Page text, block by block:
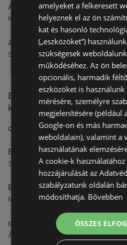
Alma Gyógyszertárak
Kertekalja u. 1, 9437 Hegykő
Alma Gyógyszertárak
Szabadság u. 31, 9431 Fertőd
Egyéb Kozmetikumok és
közelben
CÍM
Benu Gyógyszertárak
Soproni utca 18., 9423 Ágfalva
Benu Gyógyszertárak
Malompatak U.10, 9400 Sopron
dm
Ágfalvi út 4, 9400, 9400 Sopron
amelyeket a felkeresett
helyeznek el az ön
kat és hasonló
(„eszközöket”)
szükségesek
működéséhez. Az ön
opcionális, harmadik
eszközöket is használunk
mérésére, személyre
megjelenítésére (például
Google-on és más
weboldalain), valamint a
használatának
A cookie-k
hozzájárulását az
szabályzatunk oldalán
módosíthatja. Bővebben
ÖSSZES